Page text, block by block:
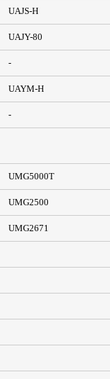
UAJS-H
UAJY-80
-
UAYM-H
-
UMG5000T
UMG2500
UMG2671